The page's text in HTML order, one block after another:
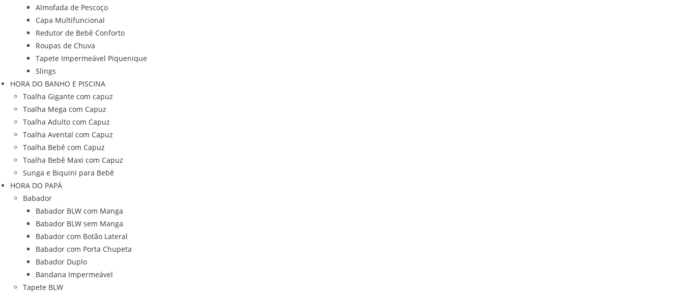
Almofada de Pescoço
Capa Multifuncional
Redutor de Bebê Conforto
Roupas de Chuva
Tapete Impermeável Piquenique
Slings
HORA DO BANHO E PISCINA
Toalha Gigante com capuz
Toalha Mega com Capuz
Toalha Adulto com Capuz
Toalha Avental com Capuz
Toalha Bebê com Capuz
Toalha Bebê Maxi com Capuz
Sunga e Biquini para Bebê
HORA DO PAPÁ
Babador
Babador BLW com Manga
Babador BLW sem Manga
Babador com Botão Lateral
Babador com Porta Chupeta
Babador Duplo
Bandana Impermeável
Tapete BLW